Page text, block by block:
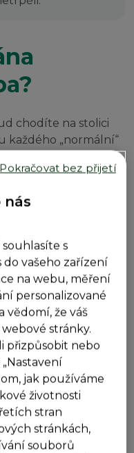
chodíte na stolici
každého „normální“
zácpy po dobu
že Vám lékař
zácpu,
dva nebo více
při každém
který Vám
stolici, když
vyprázdnění
dokonce použít
stolice
nás
s
vašeho zařízení
na webu, měření
personalizované
vědomí, že váš
stránky.
přizpůsobit nebo
jak používáme
životnosti
stran
stránkách,
souborů
Pokračovat bez přijetí